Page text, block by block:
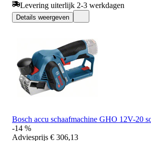
Levering uiterlijk 2-3 werkdagen
Details weergeven
Bosch accu schaafmachine GHO 12V-20
-14 %
Adviesprijs € 306,13